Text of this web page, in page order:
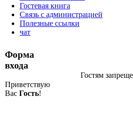
Гостевая книга
Связь с администрацией
Полезные ссылки
чат
Форма
входа
Приветствую
Вас Гость!
Гостям